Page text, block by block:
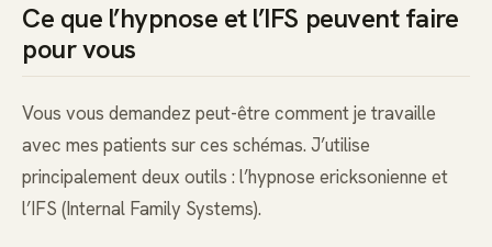
Ce que l’hypnose et l’IFS peuvent faire
pour vous
Vous vous demandez peut-être comment je travaille
avec mes patients sur ces schémas. J’utilise
principalement deux outils : l’hypnose ericksonienne et
l’IFS (Internal Family Systems).